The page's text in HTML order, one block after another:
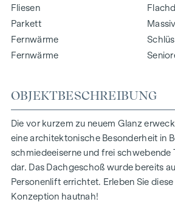
Fliesen
Parkett
Fernwärme
Fernwärme
Massiv
OBJEKTBESCHREIBUNG
Die vor kurzem zu neuem Glanz
eine architektonische Besonderheit in
schmiedeeiserne und frei
dar. Das Dachgeschoß wurde bereits
Personenlift errichtet. Erleben Sie
Konzeption hautnah!